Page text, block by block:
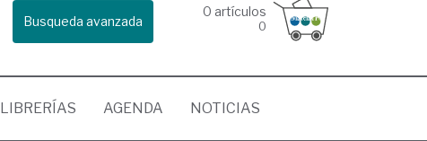
Busqueda avanzada
0 artículos
0
LIBRERÍAS AGENDA NOTICIAS